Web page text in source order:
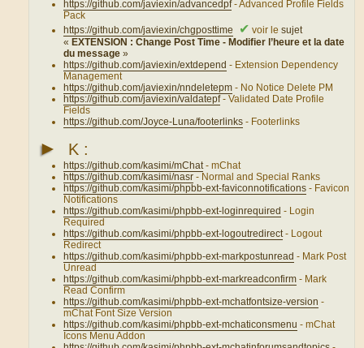
https://github.com/javiexin/advancedpf- Advanced Profile Fields
Pack
https://github.com/javiexin/chgposttime
✔ voir lesujet
« EXTENSION : Change Post Time - Modifier l’heure et la date
du message»
https://github.com/javiexin/extdepend - Extension Dependency
Management
https://github.com/javiexin/nndeletepm - No Notice Delete PM
https://github.com/javiexin/valdatepf- Validated Date Profile
Fields
https://github.com/Joyce-Luna/footerlinks - Footerlinks
► K :
https://github.com/kasimi/mChat- mChat
https://github.com/kasimi/nasr - Normal and Special Ranks
https://github.com/kasimi/phpbb-ext-faviconnotifications - Favicon
Notifications
https://github.com/kasimi/phpbb-ext-loginrequired - Login
Required
https://github.com/kasimi/phpbb-ext-logoutredirect- Logout
Redirect
https://github.com/kasimi/phpbb-ext-markpostunread - Mark Post
Unread
https://github.com/kasimi/phpbb-ext-markreadconfirm - Mark
Read Confirm
https://github.com/kasimi/phpbb-ext-mchatfontsize-version -
mChat Font Size Version
https://github.com/kasimi/phpbb-ext-mchaticonsmenu - mChat
Icons Menu Addon